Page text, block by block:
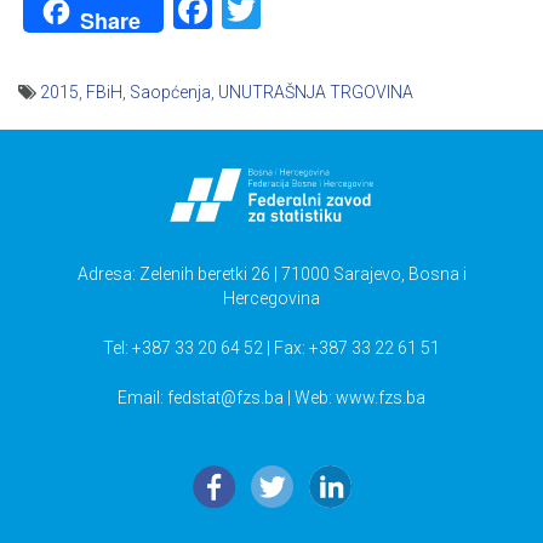
Share Facebook
2015 FBiH Saopćenja UNUTRAŠNJA TRGOVINA
Adresa: Zelenih beretki 26 | 71000 Sarajevo, Bosna i
Hercegovina
Tel: +387 33 20 64 52 | Fax: +387 33 22 61 51
Email: fedstat@fzs.ba | Web: www.fzs.ba